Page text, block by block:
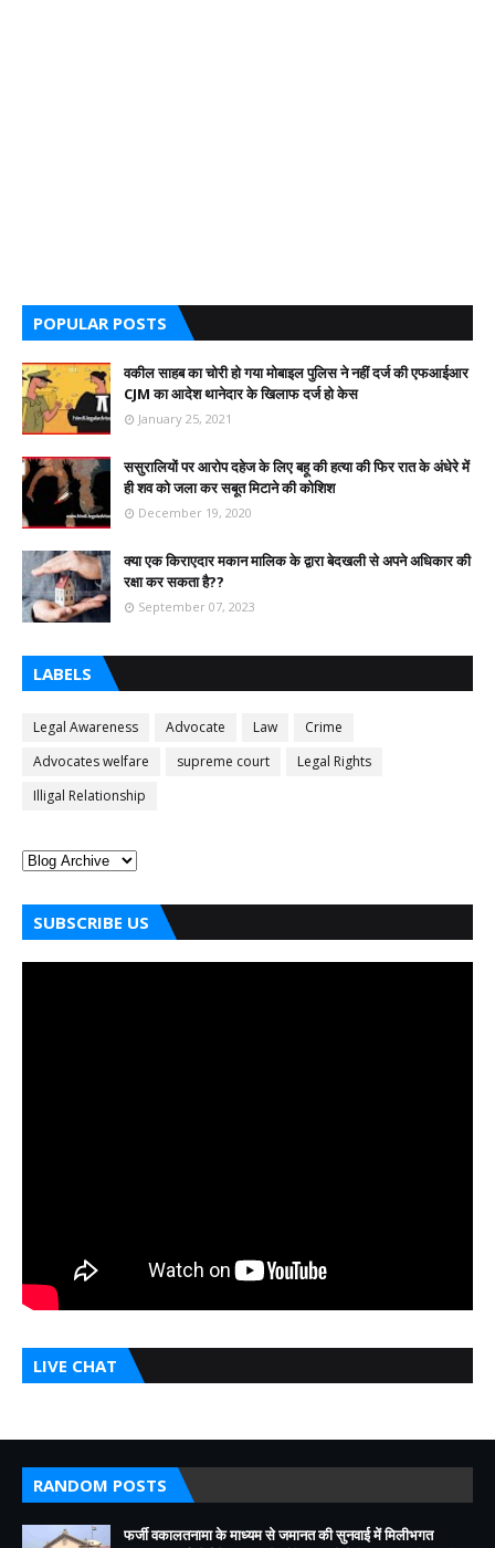
POPULAR POSTS
वकील साहब का चोरी हो गया मोबाइल पुलिस ने नहीं दर्ज की एफआईआर
CJM का आदेश थानेदार के खिलाफ दर्ज हो केस
January 25, 2021
ससुरालियों पर आरोप दहेज के लिए बहू की हत्या की फिर रात के अंधेरे में
ही शव को जला कर सबूत मिटाने की कोशिश
December 19, 2020
क्या एक किराएदार मकान मालिक के द्वारा बेदखली से अपने अधिकार की
रक्षा कर सकता है??
September 07, 2023
LABELS
Legal Awareness Advocate Law
Crime
Advocates welfare
supreme court
Legal Rights
Illigal Relationship
SUBSCRIBE US
LIVE CHAT
RANDOM POSTS
फर्जी वकालतनामा के माध्यम से जमानत की सुनवाई में मिलीभगत